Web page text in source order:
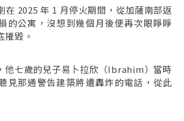
在 2025 年 1 月停火期間，從加薩南部返
的公寓，沒想到幾個月後便再次眼睜睜
摧毀。
他七歲的兒子易卜拉欣（Ibrahim）當時
見那通警告建築將遭轟炸的電話，從此